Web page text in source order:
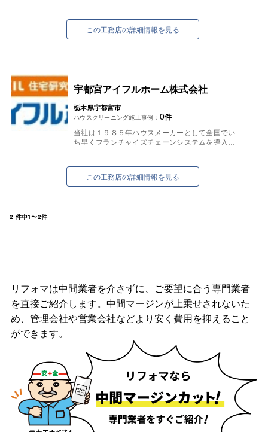
この工務店の詳細情報を見る
宇都宮アイフルホーム株式会社
栃木県宇都宮市
ハウスクリーニング施工事例： 0件
当社は１９８５年ハウスメーカーとして全国でい
ち早くフランチャイズチェーンシステムを導入し
この工務店の詳細情報を見る
2 件中1〜2件
リフォマは中間業者を介さずに、ご要望に合う専門業者
を直接ご紹介します。中間マージンが上乗せされないた
め、管理会社や営業会社などより安く費用を抑えること
ができます。